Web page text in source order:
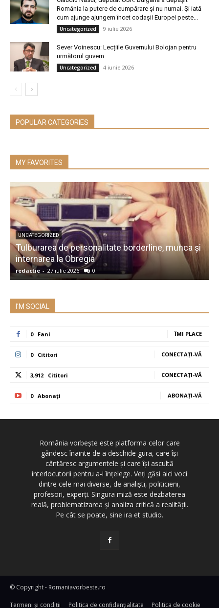
România la putere de cumpărare și nu numai. Și iată
cum ajunge ajungem încet codașii Europei peste...
Uncategorized 9 iulie 2026
Sever Voinescu: Lecțiile Guvernului Bolojan pentru
următorul guvern
Uncategorized 4 iunie 2026
POPULAR CATEGORIES
MY FAVORITES
UNCATEGORIZED
Tulburarea de personalitate borderline, munca și
internarea la Obregia
redactie - 27 iulie 2026 0
I'M SOCIAL
0 Fani ÎMI PLACE
0 Cititori CONECTAȚI-VĂ
3,912 Cititori CONECTAȚI-VĂ
0 Abonați ABONAȚI-VĂ
România vorbește este platforma celor care
gândesc înainte de a deschide gura, care își
cântăresc argumentele și care își ascultă
interlocutorii pentru a-i înțelege. Veți găsi aici voci
dintre cele mai diverse, de analiști, politicieni,
profesori, experți. Singura miză este dezbaterea
reală, problematizarea și analiza critică a realității.
Pe cât se poate, sine ira et studio.
© Copyright - Romaniavorbeste.ro
Termeni și condiţii Politica de confidențialitate Politica de cookie